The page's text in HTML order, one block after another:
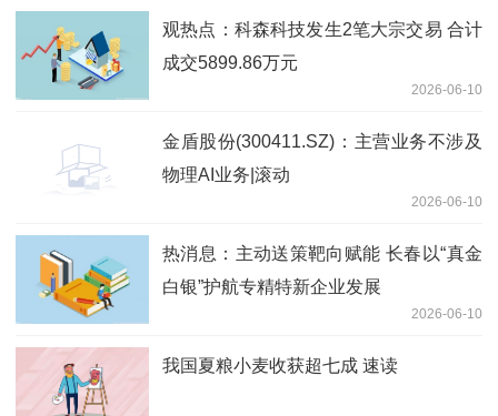
观热点：科森科技发生2笔大宗交易 合计
成交5899.86万元
2026-06-10
金盾股份(300411.SZ)：主营业务不涉及
物理AI业务|滚动
2026-06-10
热消息：主动送策靶向赋能 长春以“真金
白银”护航专精特新企业发展
2026-06-10
我国夏粮小麦收获超七成 速读